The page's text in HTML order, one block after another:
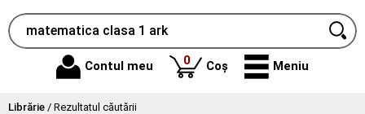
Contul meu 0produse
Coș Meniu
Librărie / Rezultatul căutării